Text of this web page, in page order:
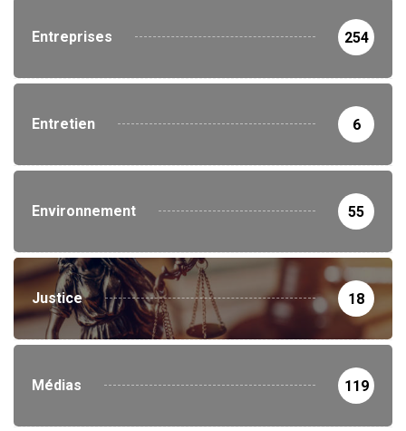
Entreprises 254
Entretien 6
Environnement 55
Justice 18
Médias 119